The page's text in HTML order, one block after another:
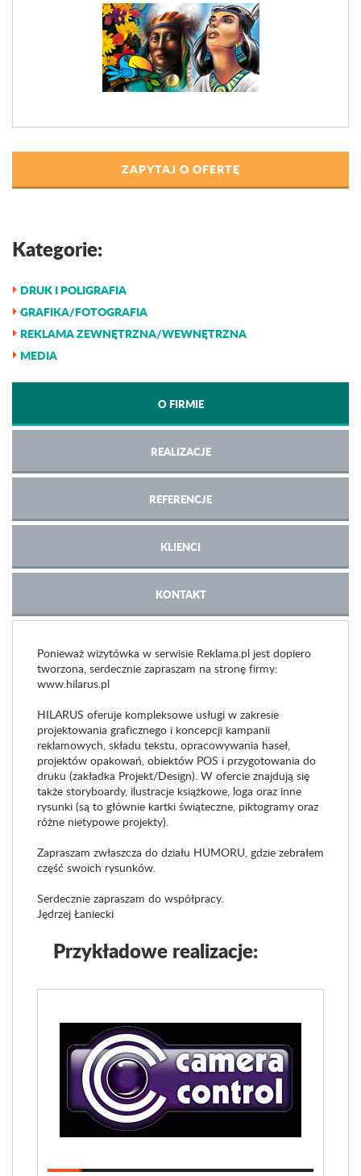
ZAPYTAJ O OFERTĘ
Kategorie:
DRUK I POLIGRAFIA
GRAFIKA/FOTOGRAFIA
REKLAMA ZEWNĘTRZNA/WEWNĘTRZNA
MEDIA
O FIRMIE
REALIZACJE
REFERENCJE
KLIENCI
KONTAKT
Ponieważ wizytówka w serwisie Reklama.pl jest dopiero
tworzona, serdecznie zapraszam na stronę firmy:
www.hilarus.pl
HILARUS oferuje kompleksowe usługi w zakresie
projektowania graficznego i koncepcji kampanii
reklamowych, składu tekstu, opracowywania haseł,
projektów opakowań, obiektów POS i przygotowania do
druku (zakładka Projekt/Design). W ofercie znajdują się
także storyboardy, ilustracje książkowe, loga oraz inne
rysunki (są to głównie kartki świąteczne, piktogramy oraz
różne nietypowe projekty).
Zapraszam zwłaszcza do działu HUMORU, gdzie zebrałem
część swoich rysunków.
Serdecznie zapraszam do współpracy.
Jędrzej Łaniecki
Przykładowe realizacje: